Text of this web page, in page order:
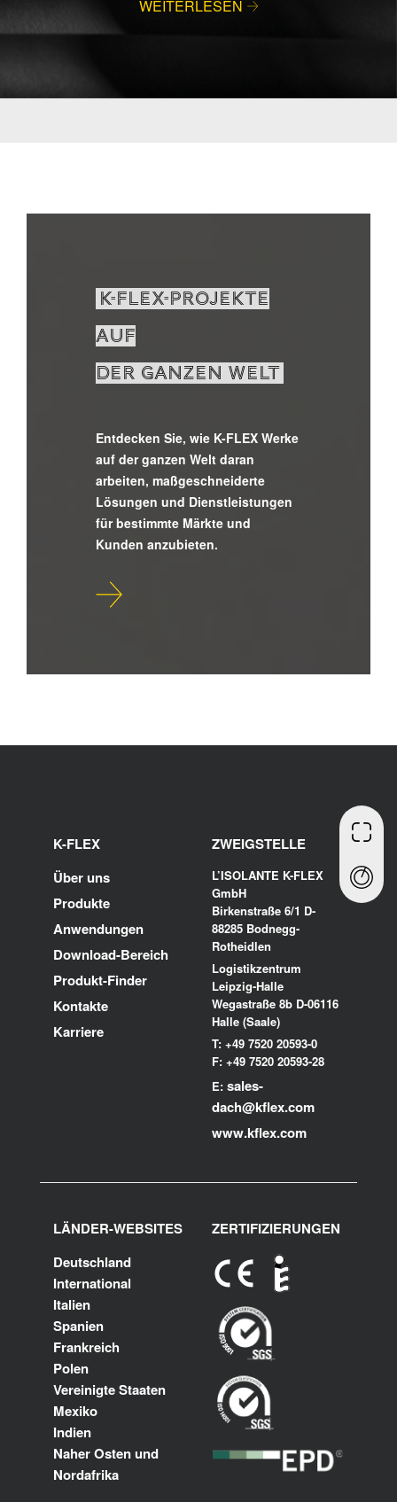
WEITERLESEN
K-FLEX-PROJEKTE
AUF
DER GANZEN WELT
Entdecken Sie, wie K-FLEX Werke
auf der ganzen Welt daran
arbeiten, maßgeschneiderte
Lösungen und Dienstleistungen
für bestimmte Märkte und
Kunden anzubieten.
K-FLEX
Über uns
Produkte
Anwendungen
Download-Bereich
Produkt-Finder
Kontakte
Karriere
ZWEIGSTELLE
L’ISOLANTE K-FLEX
GmbH
Birkenstraße 6/1 D-
88285 Bodnegg-
Rotheidlen
Logistikzentrum
Leipzig-Halle
Wegastraße 8b D-06116
Halle (Saale)
T: +49 7520 20593-0
F: +49 7520 20593-28
E: sales-
dach@kflex.com
www.kflex.com
LÄNDER-WEBSITES
Deutschland
International
Italien
Spanien
Frankreich
Polen
Vereinigte Staaten
Mexiko
Indien
Naher Osten und
Nordafrika
ZERTIFIZIERUNGEN